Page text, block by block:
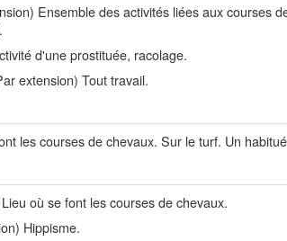
Ensemble des activités liées aux courses
d'une prostituée, racolage.
extension) Tout travail.
les courses de chevaux. Sur le turf. Un
où se font les courses de chevaux.
Hippisme.